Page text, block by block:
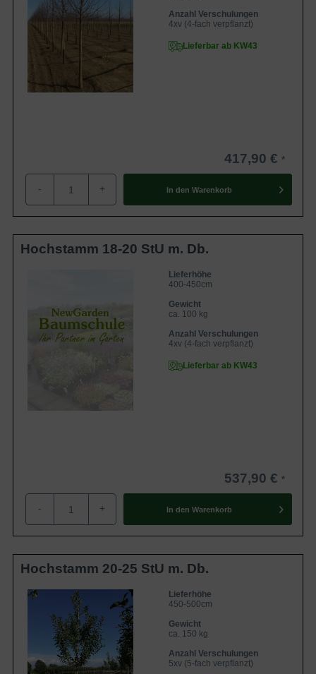
Anzahl Verschulungen
4xv (4-fach verpflanzt)
Lieferbar ab KW43
417,90 €
- + In den Warenkorb
Hochstamm 18-20 StU m. Db.
Lieferhöhe
400-450cm
Gewicht
ca. 100 kg
Anzahl Verschulungen
4xv (4-fach verpflanzt)
Lieferbar ab KW43
537,90 €
- + In den Warenkorb
Hochstamm 20-25 StU m. Db.
Lieferhöhe
450-500cm
Gewicht
ca. 150 kg
Anzahl Verschulungen
5xv (5-fach verpflanzt)